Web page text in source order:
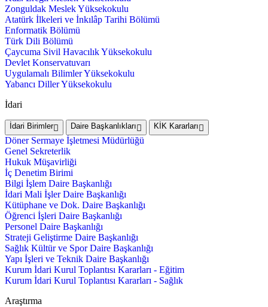
Zonguldak Meslek Yüksekokulu
Atatürk İlkeleri ve İnkılâp Tarihi Bölümü
Enformatik Bölümü
Türk Dili Bölümü
Çaycuma Sivil Havacılık Yüksekokulu
Devlet Konservatuvarı
Uygulamalı Bilimler Yüksekokulu
Yabancı Diller Yüksekokulu
İdari
İdari Birimler Daire Başkanlıkları KİK Kararları
Döner Sermaye İşletmesi Müdürlüğü
Genel Sekreterlik
Hukuk Müşavirliği
İç Denetim Birimi
Bilgi İşlem Daire Başkanlığı
İdari Mali İşler Daire Başkanlığı
Kütüphane ve Dok. Daire Başkanlığı
Öğrenci İşleri Daire Başkanlığı
Personel Daire Başkanlığı
Strateji Geliştirme Daire Başkanlığı
Sağlık Kültür ve Spor Daire Başkanlığı
Yapı İşleri ve Teknik Daire Başkanlığı
Kurum İdari Kurul Toplantısı Kararları - Eğitim
Kurum İdari Kurul Toplantısı Kararları - Sağlık
Araştırma